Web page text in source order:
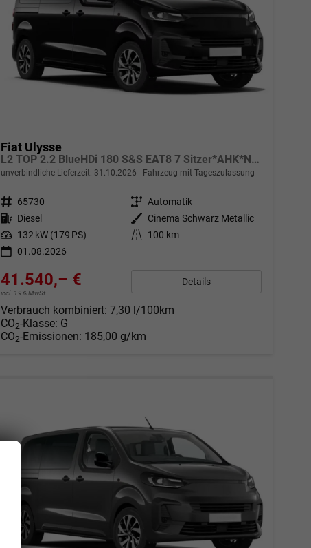
Fiat Ulysse
L2 TOP 2.2 BlueHDi 180 S&S EAT8 7 Sitzer*AHK*Navi*SHZ*Kamera*Keyless*Klimaauto*ACC
unverbindliche Lieferzeit: 31.10.2026 Fahrzeug mit Tageszulassung
Fahrzeugnr. 65730 Getriebe Automatik
Kraftstoff Diesel Außenfarbe
Cinema Schwarz Metallic
Leistung 132 kW (179 PS) Kilometerstand
100 km
01.08.2026
41.540,– €
incl. 19% MwSt.
Details
Verbrauch kombiniert: 7,30 l/100km
CO2-Klasse: G
CO2-Emissionen: 185,00 g/km